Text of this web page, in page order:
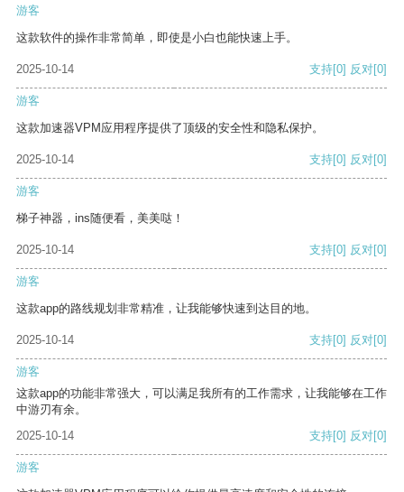
游客
这款软件的操作非常简单，即使是小白也能快速上手。
2025-10-14 支持[0] 反对[0]
游客
这款加速器VPM应用程序提供了顶级的安全性和隐私保护。
2025-10-14 支持[0] 反对[0]
游客
梯子神器，ins随便看，美美哒！
2025-10-14 支持[0] 反对[0]
游客
这款app的路线规划非常精准，让我能够快速到达目的地。
2025-10-14 支持[0] 反对[0]
游客
这款app的功能非常强大，可以满足我所有的工作需求，让我能够在工作
中游刃有余。
2025-10-14
支持[0] 反对[0]
游客